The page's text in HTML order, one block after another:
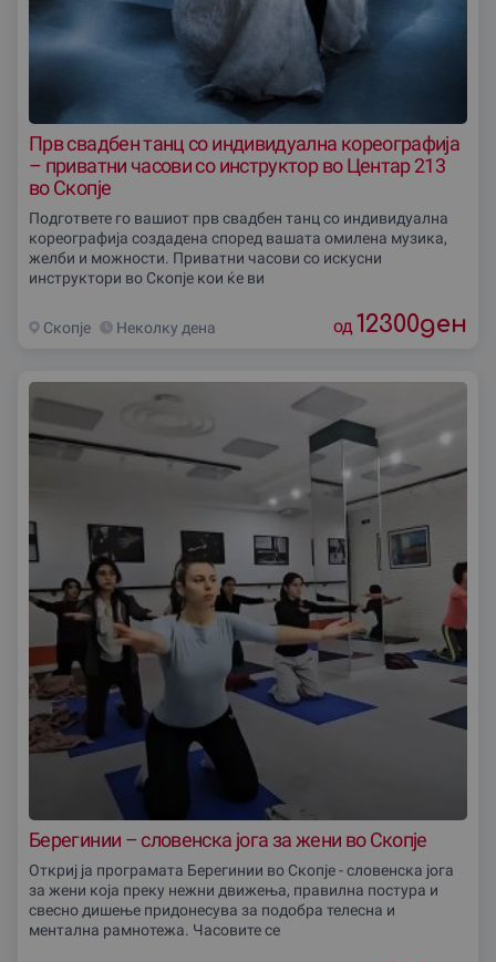
Прв свадбен танц со индивидуална кореографија
– приватни часови со инструктор во Центар 213
во Скопје
Подгответе го вашиот прв свадбен танц со индивидуална
кореографија создадена според вашата омилена музика,
желби и можности. Приватни часови со искусни
инструктори во Скопје кои ќе ви
Скопjе Неколку дена од 12300ден
Берегинии – словенска јога за жени во Скопје
Откриј ја програмата Берегинии во Скопје - словенска јога
за жени која преку нежни движења, правилна постура и
свесно дишење придонесува за подобра телесна и
ментална рамнотежа. Часовите се